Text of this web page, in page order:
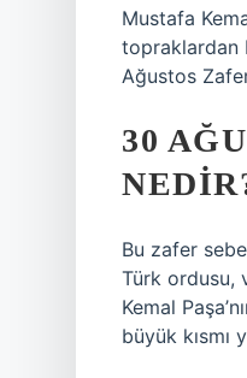
Mustafa
topraklardan
Ağustos
30
Bu zafer
Türk ordusu,
Kemal
büyük kısmı